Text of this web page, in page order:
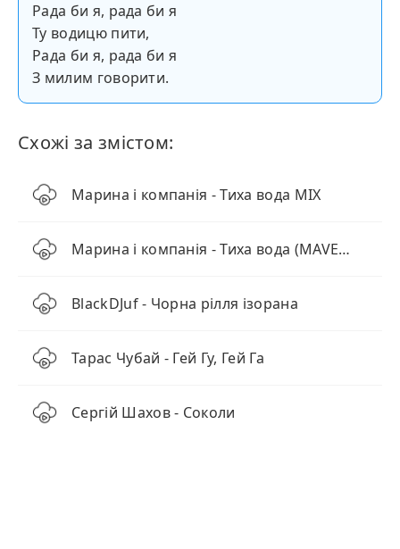
Рада би я, рада би я
Ту водицю пити,
Рада би я, рада би я
З милим говорити.
Схожі за змістом:
Марина і компанія - Тиха вода МІХ
Марина і компанія - Тиха вода (MAVER Remix)
BlackDJuf - Чорна рілля ізорана
Тарас Чубай - Гей Гу, Гей Га
Сергій Шахов - Соколи